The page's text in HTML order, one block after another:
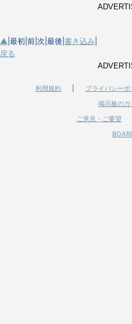
▲ |最初|前|次|最後| 書き込み
戻る
利用規約 プライバシーポ
掲示板のガ
ご意見・ご要望